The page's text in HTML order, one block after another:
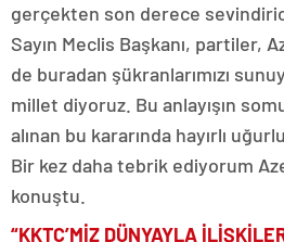
gerçekten son derece
Sayın Meclis Başkanı, partiler,
de buradan şükranlarımızı
millet diyoruz. Bu anlayışın
alınan bu kararında hayırlı
Bir kez daha tebrik ediyorum
konuştu.
“KKTC’MİZ DÜNYAYLA